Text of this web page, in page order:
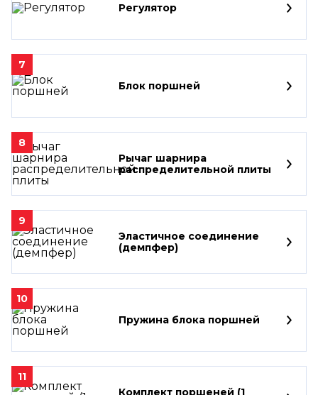
Регулятор
7
Блок поршней
8
Рычаг шарнира
распределительной плиты
9
Эластичное соединение
(демпфер)
10
Пружина блока поршней
11
Комплект поршеней (1